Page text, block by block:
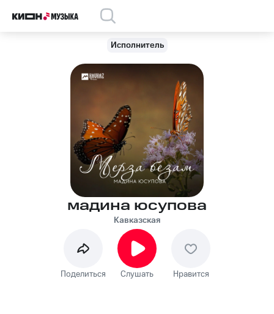
Исполнитель
мадина юсупова
Кавказская
Поделиться Слушать Нравится